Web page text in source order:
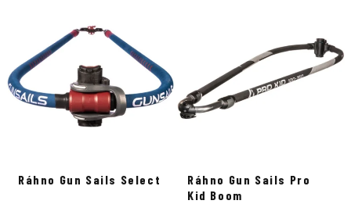
Ráhno Gun Sails Select
Ráhno Gun Sails Pro
Kid Boom